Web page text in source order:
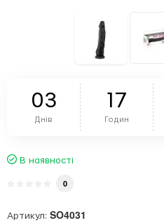
03
Днів
1 7
Годин
В наявності
0
Артикул: SO4031